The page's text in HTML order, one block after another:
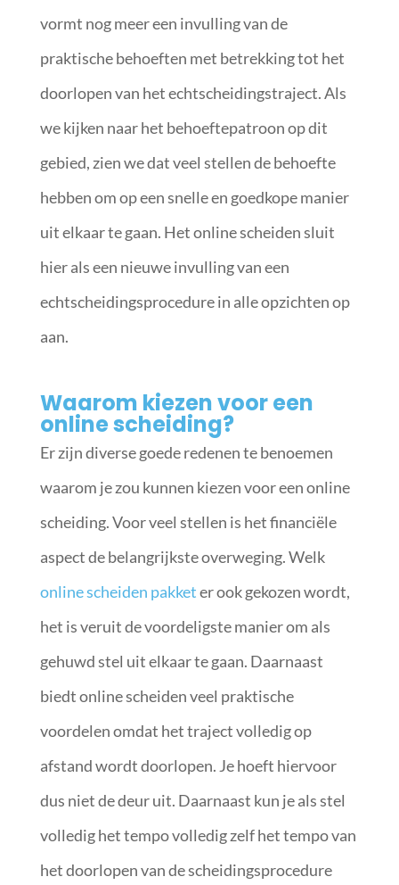
vormt nog meer een invulling van de
praktische behoeften met betrekking tot het
doorlopen van het echtscheidingstraject. Als
we kijken naar het behoeftepatroon op dit
gebied, zien we dat veel stellen de behoefte
hebben om op een snelle en goedkope manier
uit elkaar te gaan. Het online scheiden sluit
hier als een nieuwe invulling van een
echtscheidingsprocedure in alle opzichten op
aan.
Waarom kiezen voor een
online scheiding?
Er zijn diverse goede redenen te benoemen
waarom je zou kunnen kiezen voor een online
scheiding. Voor veel stellen is het financiële
aspect de belangrijkste overweging. Welk
online scheiden pakketer ook gekozen wordt,
het is veruit de voordeligste manier om als
gehuwd stel uit elkaar te gaan. Daarnaast
biedt online scheiden veel praktische
voordelen omdat het traject volledig op
afstand wordt doorlopen. Je hoeft hiervoor
dus niet de deur uit. Daarnaast kun je als stel
volledig het tempo volledig zelf het tempo van
het doorlopen van de scheidingsprocedure